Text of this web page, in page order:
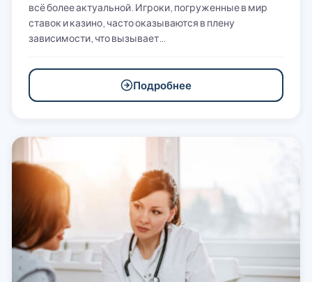
всё более актуальной. Игроки, погруженные в мир
ставок и казино, часто оказываются в плену
зависимости, что вызывает…
Подробнее